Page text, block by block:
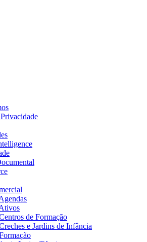
de Formação
e Jardins de Infância